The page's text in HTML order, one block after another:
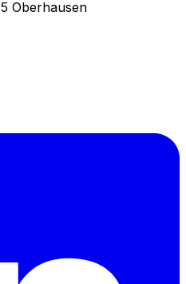
Oberhausen